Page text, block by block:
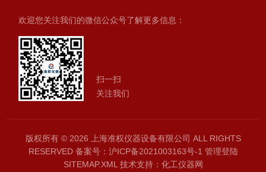
欢迎您关注我们的微信公众号了解更多信息：
扫一扫
关注我们
版权所有 © 2026 上海准权仪器设备有限公司 ALL RIGHTS
RESERVED 备案号：沪ICP备2021003163号-1 管理登陆
SITEMAP.XML技术支持： 化工仪器网